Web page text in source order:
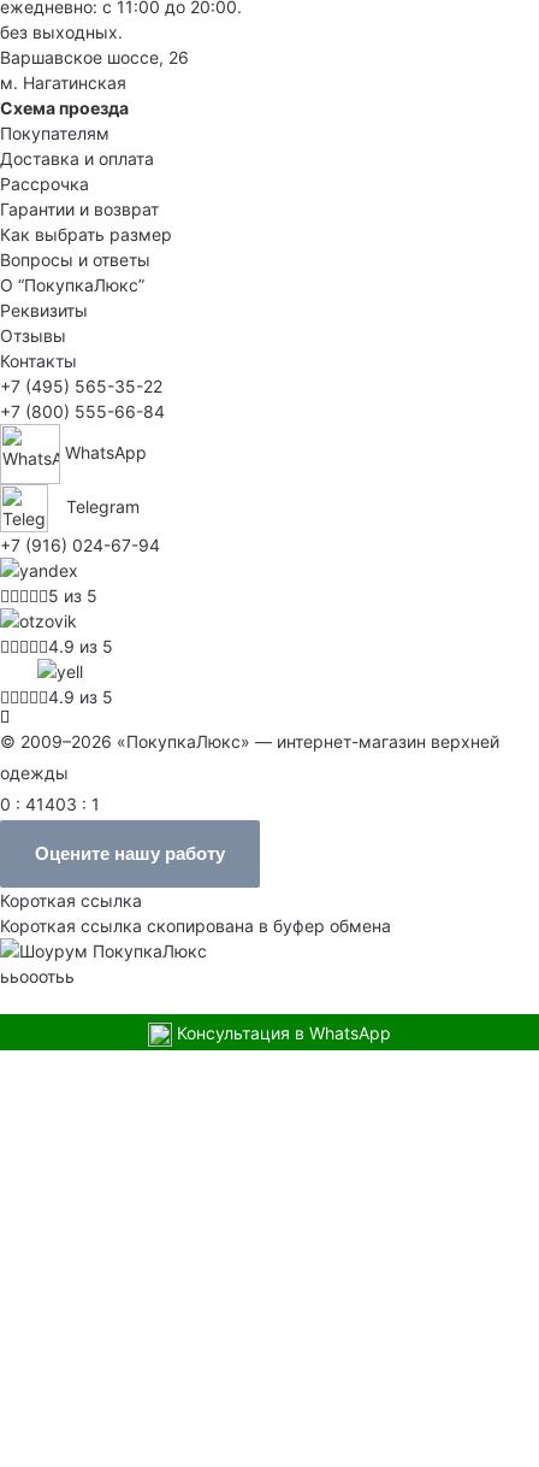
ежедневно: с 11:00 до 20:00.
без выходных.
Варшавское шоссе, 26
м. Нагатинская
Схема проезда
Покупателям
Доставка и оплата
Рассрочка
Гарантии и возврат
Как выбрать размер
Вопросы и ответы
О “ПокупкаЛюкс”
Реквизиты
Отзывы
Контакты
+7 (495) 565-35-22
+7 (800) 555-66-84
WhatsApp
Telegram
+7 (916) 024-67-94
5 из 5
4.9 из 5
4.9 из 5
© 2009–2026 «ПокупкаЛюкс» — интернет-магазин верхней
одежды
0 : 41403 : 1
Оцените нашу работу
Короткая ссылка
Короткая ссылка скопирована в буфер обмена
ььооотьь
Консультация в WhatsApp